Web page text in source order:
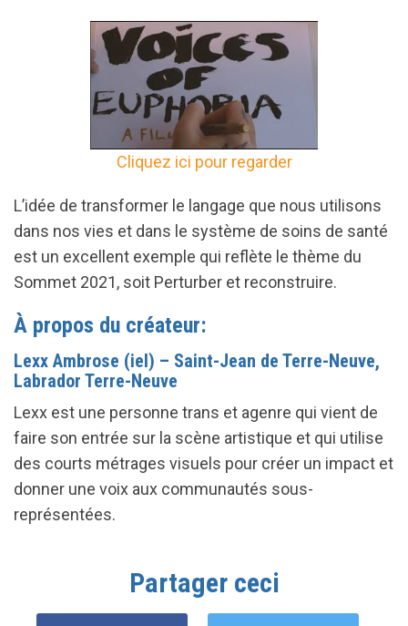
Cliquez ici pour regarder
L’idée de transformer le langage que nous utilisons
dans nos vies et dans le système de soins de santé
est un excellent exemple qui reflète le thème du
Sommet 2021, soit Perturber et reconstruire.
À propos du créateur:
Lexx Ambrose (iel) – Saint-Jean de Terre-Neuve,
Labrador Terre-Neuve
Lexx est une personne trans et agenre qui vient de
faire son entrée sur la scène artistique et qui utilise
des courts métrages visuels pour créer un impact et
donner une voix aux communautés sous-
représentées.
Partager ceci